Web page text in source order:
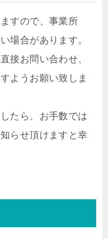
すので、事業所
場合があります。
接お問い合わせ、
ようお願い致しま
たら、お手数では
らせ頂けますと幸